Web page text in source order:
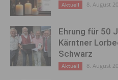
Aktuell 8. August
Ehrung für 50
Kärntner
Schwarz
Aktuell 8. August